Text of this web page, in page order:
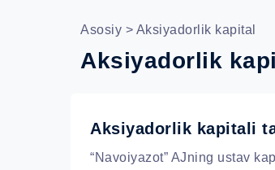
Asosiy > Aksiyadorlik kapital
Aksiyadorlik
Aksiyadorlik kapitali
“Navoiyazot” AJning ustav